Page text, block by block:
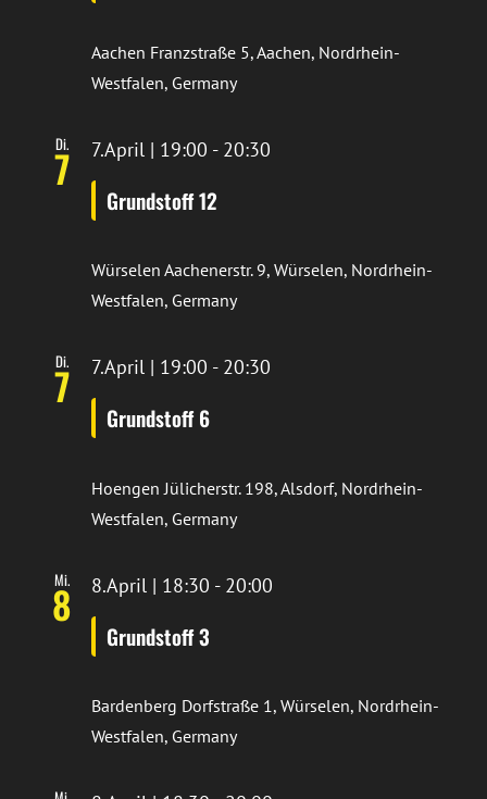
Aachen Franzstraße 5, Aachen, Nordrhein-
Westfalen, Germany
Di.
7
Grundstoff 12
7.April | 19:00 - 20:30
Würselen Aachenerstr. 9, Würselen, Nordrhein-
Westfalen, Germany
Di.
7
Grundstoff 6
7.April | 19:00 - 20:30
Hoengen Jülicherstr. 198, Alsdorf, Nordrhein-
Westfalen, Germany
Mi.
8
Grundstoff 3
8.April | 18:30 - 20:00
Bardenberg Dorfstraße 1, Würselen, Nordrhein-
Westfalen, Germany